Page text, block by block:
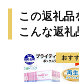
この返礼品
こんな返礼